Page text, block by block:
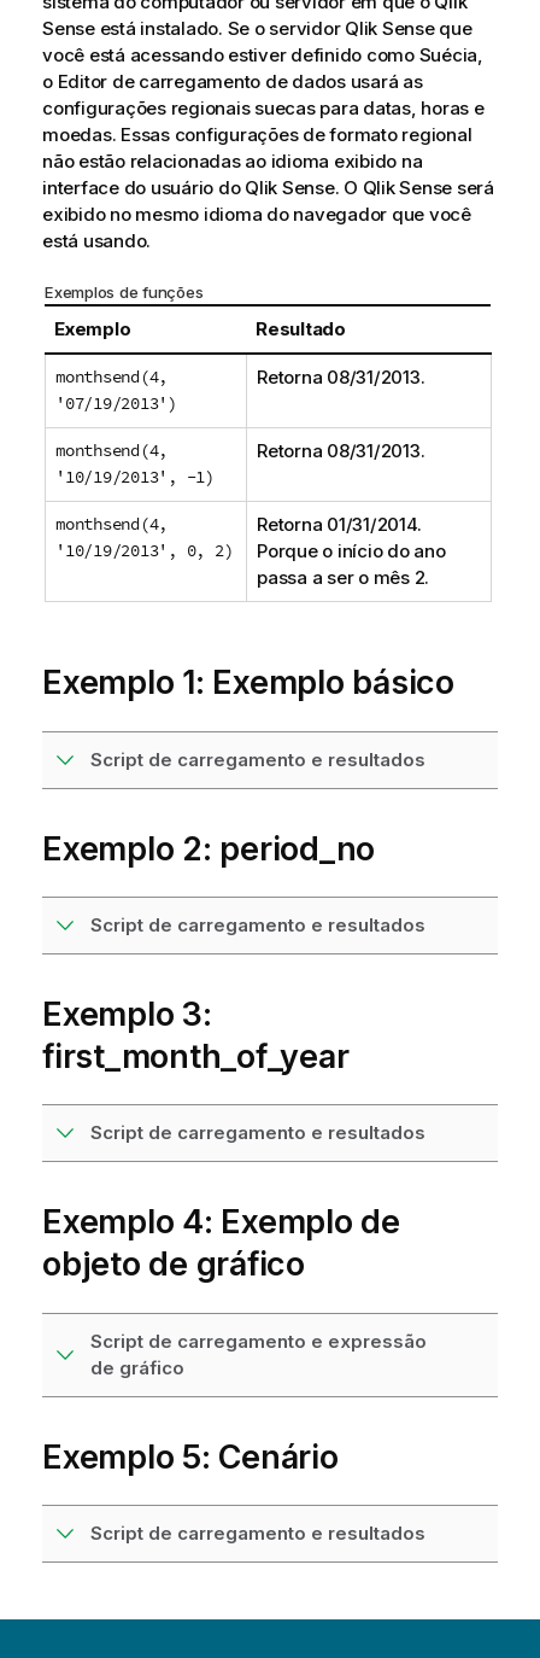
Senseestá instalado. Se o servidor Qlik Senseque
você está acessando estiver definido como Suécia,
o Editor de carregamento de dados usará as
configurações regionais suecas para datas, horas e
moedas. Essas configurações de formato regional
não estão relacionadas ao idioma exibido na
interface do usuário do Qlik Sense. O Qlik Sense será
exibido no mesmo idioma do navegador que você
está usando.
Exemplos de funções
Exemplo Resultado
monthsend(4,
'07/19/2013')
Retorna 08/31/2013.
monthsend(4,
'10/19/2013', -1)
Retorna 08/31/2013.
monthsend(4,
'10/19/2013', 0, 2)
Retorna 01/31/2014.
Porque o início do ano
passa a ser o mês 2.
Exemplo 1: Exemplo básico
Script de carregamento e resultados
Exemplo 2: period_no
Script de carregamento e resultados
Exemplo 3:
first_month_of_year
Script de carregamento e resultados
Exemplo 4: Exemplo de
objeto de gráfico
Script de carregamento e expressão
de gráfico
Exemplo 5: Cenário
Script de carregamento e resultados